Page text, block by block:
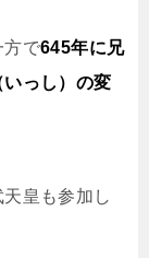
方で645年に兄
っし）の変
皇も参加し